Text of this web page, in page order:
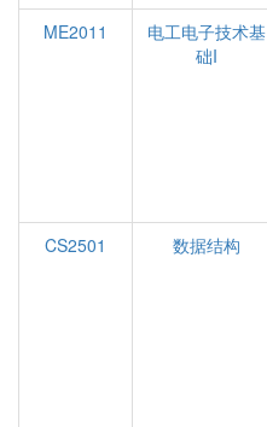
ME2011
电工电子技术基
础I
CS2501
数据结构